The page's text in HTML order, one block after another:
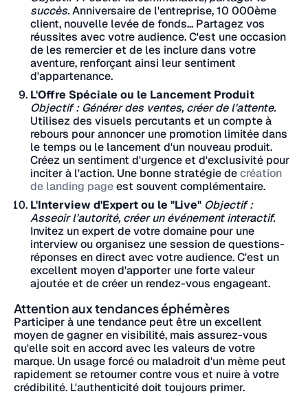
succès.Anniversaire de l'entreprise, 10 000ème
client, nouvelle levée de fonds... Partagez vos
réussites avec votre audience. C'est une occasion
de les remercier et de les inclure dans votre
aventure, renforçant ainsi leur sentiment
d'appartenance.
L'Offre Spéciale ou le Lancement Produit
Objectif : Générer des ventes, créer de l'attente.
Utilisez des visuels percutants et un compte à
rebours pour annoncer une promotion limitée dans
le temps ou le lancement d'un nouveau produit.
Créez un sentiment d'urgence et d'exclusivité pour
inciter à l'action. Une bonne stratégie decréation
de landing pageest souvent complémentaire.
L'Interview d'Expert ou le "Live" Objectif :
Asseoir l'autorité, créer un événement interactif.
Invitez un expert de votre domaine pour une
interview ou organisez une session de questions-
réponses en direct avec votre audience. C'est un
excellent moyen d'apporter une forte valeur
ajoutée et de créer un rendez-vous engageant.
Attention aux tendances éphémères
Participer à une tendance peut être un excellent
moyen de gagner en visibilité, mais assurez-vous
qu'elle soit en accord avec les valeurs de votre
marque. Un usage forcé ou maladroit d'un mème peut
rapidement se retourner contre vous et nuire à votre
crédibilité. L'authenticité doit toujours primer.